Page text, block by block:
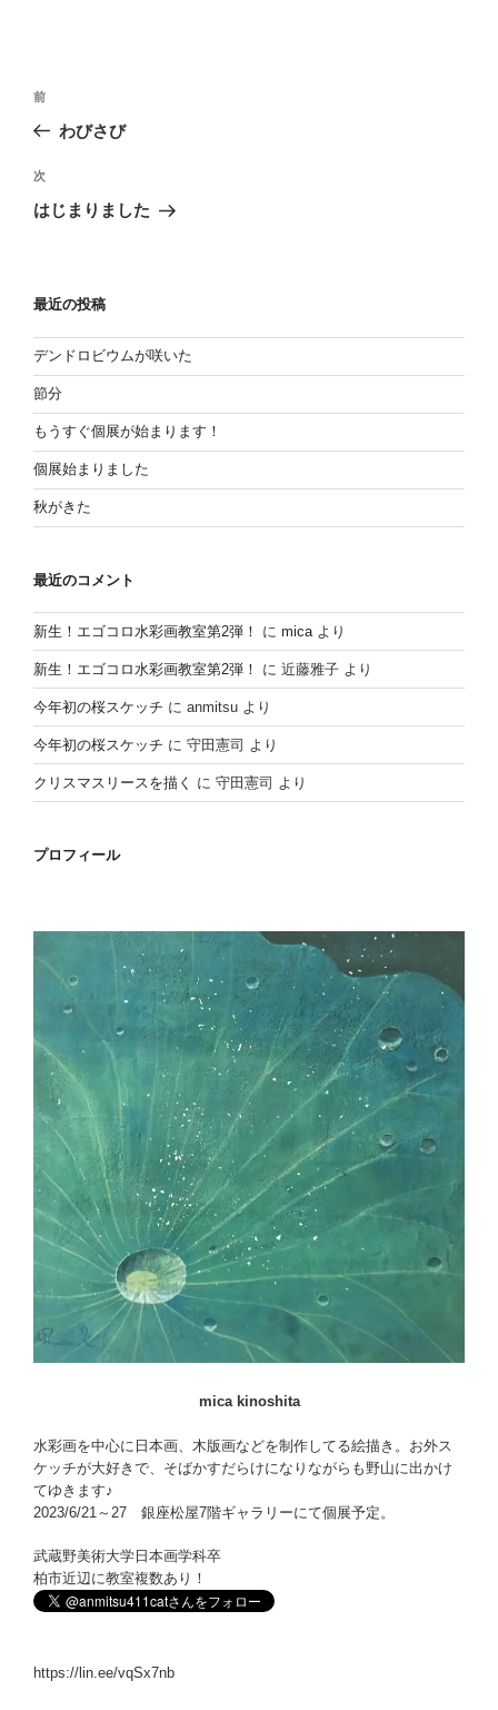
投
ビ
ゲ
ョ
ン
過
の
稿
前
わびさび
次
投
次
はじまりました
最近の投稿
デンドロビウムが咲いた
節分
もうすぐ個展が始まります！
個展始まりました
秋がきた
最近のコメント
新生！エゴコロ水彩画教室第2弾！ に mica より
新生！エゴコロ水彩画教室第2弾！ に 近藤雅子 より
今年初の桜スケッチ に anmitsu より
今年初の桜スケッチ に 守田憲司 より
クリスマスリースを描く に 守田憲司 より
プロフィール
mica kinoshita
水彩画を中心に日本画、木版画などを制作してる絵描き。お外ス
ケッチが大好きで、そばかすだらけになりながらも野山に出かけ
てゆきます♪
2023/6/21～27 銀座松屋7階ギャラリーにて個展予定。
武蔵野美術大学日本画学科卒
柏市近辺に教室複数あり！
https://lin.ee/vqSx7nb